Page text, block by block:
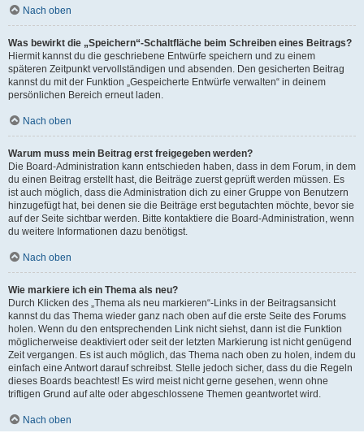
Nach oben
Was bewirkt die „Speichern“-Schaltfläche beim Schreiben eines Beitrags?
Hiermit kannst du die geschriebene Entwürfe speichern und zu einem
späteren Zeitpunkt vervollständigen und absenden. Den gesicherten Beitrag
kannst du mit der Funktion „Gespeicherte Entwürfe verwalten“ in deinem
persönlichen Bereich erneut laden.
Nach oben
Warum muss mein Beitrag erst freigegeben werden?
Die Board-Administration kann entschieden haben, dass in dem Forum, in dem
du einen Beitrag erstellt hast, die Beiträge zuerst geprüft werden müssen. Es
ist auch möglich, dass die Administration dich zu einer Gruppe von Benutzern
hinzugefügt hat, bei denen sie die Beiträge erst begutachten möchte, bevor sie
auf der Seite sichtbar werden. Bitte kontaktiere die Board-Administration, wenn
du weitere Informationen dazu benötigst.
Nach oben
Wie markiere ich ein Thema als neu?
Durch Klicken des „Thema als neu markieren“-Links in der Beitragsansicht
kannst du das Thema wieder ganz nach oben auf die erste Seite des Forums
holen. Wenn du den entsprechenden Link nicht siehst, dann ist die Funktion
möglicherweise deaktiviert oder seit der letzten Markierung ist nicht genügend
Zeit vergangen. Es ist auch möglich, das Thema nach oben zu holen, indem du
einfach eine Antwort darauf schreibst. Stelle jedoch sicher, dass du die Regeln
dieses Boards beachtest! Es wird meist nicht gerne gesehen, wenn ohne
triftigen Grund auf alte oder abgeschlossene Themen geantwortet wird.
Nach oben